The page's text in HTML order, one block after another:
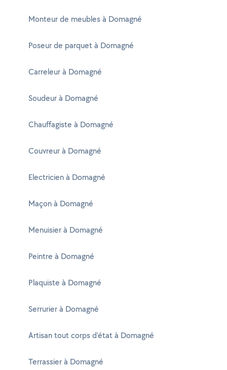
Monteur de meubles à Domagné
Poseur de parquet à Domagné
Carreleur à Domagné
Soudeur à Domagné
Chauffagiste à Domagné
Couvreur à Domagné
Electricien à Domagné
Maçon à Domagné
Menuisier à Domagné
Peintre à Domagné
Plaquiste à Domagné
Serrurier à Domagné
Artisan tout corps d'état à Domagné
Terrassier à Domagné